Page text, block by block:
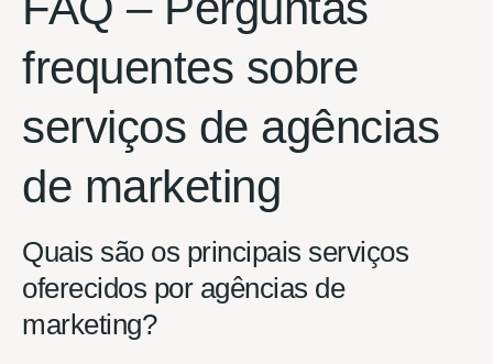
frequentes sobre
serviços de agências
de marketing
Quais são os principais serviços
oferecidos por agências de
marketing?